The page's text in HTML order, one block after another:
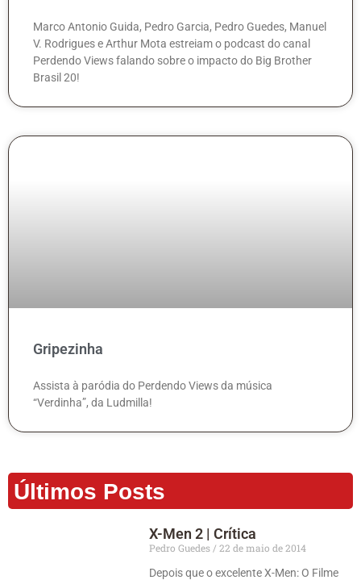
Marco Antonio Guida, Pedro Garcia, Pedro Guedes, Manuel
V. Rodrigues e Arthur Mota estreiam o podcast do canal
Perdendo Views falando sobre o impacto do Big Brother
Brasil 20!
Gripezinha
Assista à paródia do Perdendo Views da música
“Verdinha”, da Ludmilla!
Últimos Posts
X-Men 2 | Crítica
Pedro Guedes
22 de maio de 2014
Depois que o excelente X-Men: O Filme